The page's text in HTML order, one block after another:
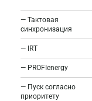
— Тактовая
синхронизация
— IRT
— PROFIenergy
— Пуск согласно
приоритету